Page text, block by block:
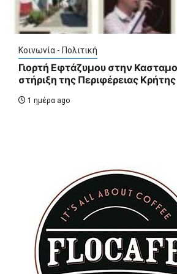
Κοινωνία - Πολιτική
Γιορτή Εφτάζυμου στην
στήριξη της Περιφέρειας Κρήτης
1 ημέρα ago